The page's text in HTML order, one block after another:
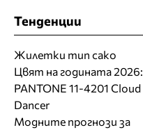
Тенденции
Жилетки тип сако
Цвят на годината 2026:
PANTONE 11-4201 Cloud
Dancer
Модните прогнози за